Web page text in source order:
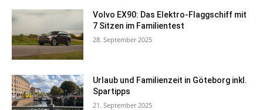
Volvo EX90: Das Elektro-Flaggschiff mit
7 Sitzen im Familientest
28. September 2025
Urlaub und Familienzeit in Göteborg inkl.
Spartipps
21. September 2025